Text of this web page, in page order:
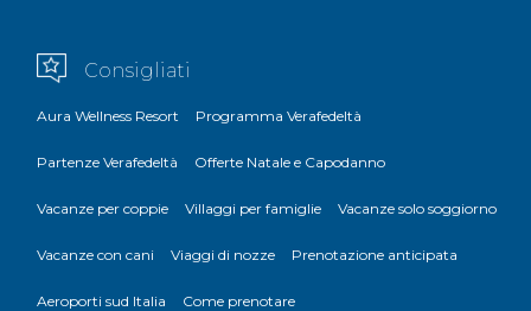
Consigliati
Aura Wellness Resort Programma Verafedeltà
Partenze Verafedeltà Offerte Natale e Capodanno
Vacanze per coppie Villaggi per famiglie Vacanze solo soggiorno
Vacanze con cani Viaggi di nozze Prenotazione anticipata
Aeroporti sud Italia Come prenotare